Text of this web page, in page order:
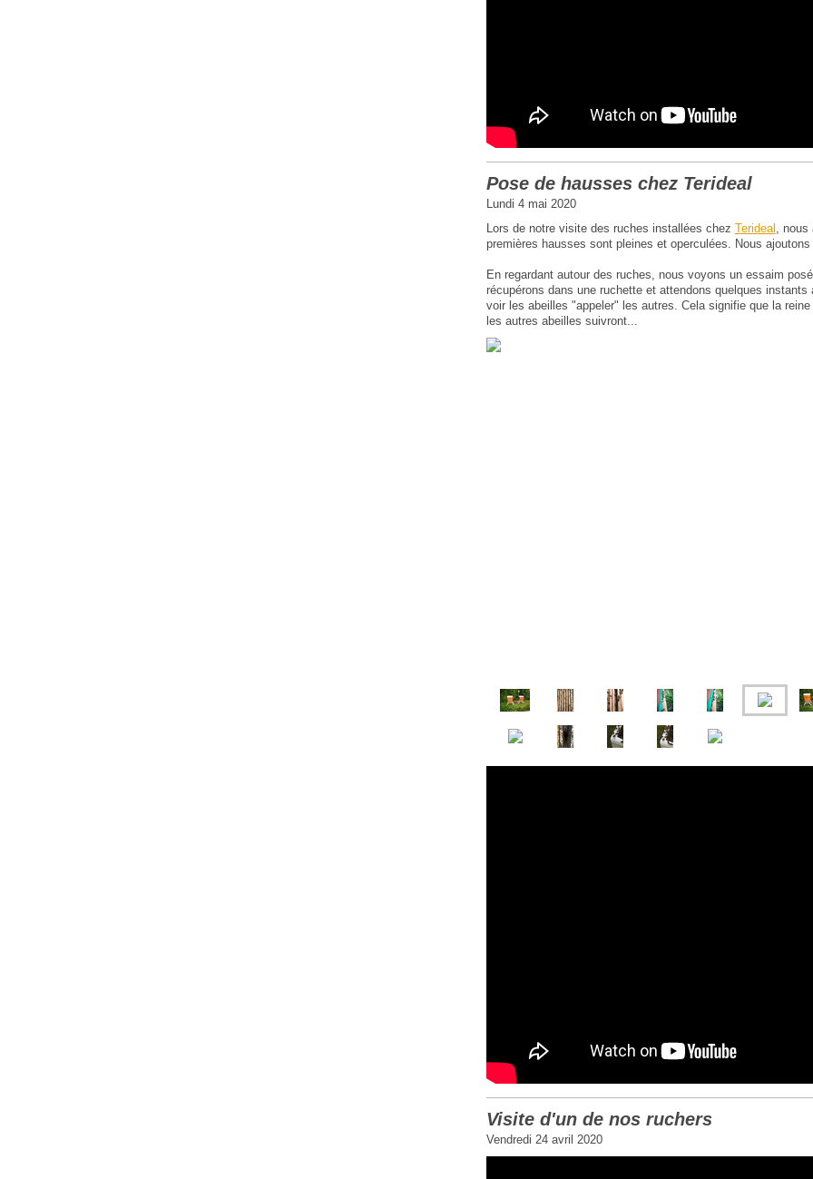
Pose de hausses chez Terideal
Lundi 4 mai 2020
Lors de notre visite des ruches installées chez Terideal ,
premières hausses sont pleines et operculées. Nous
En regardant autour des ruches, nous voyons un essaim
récupérons dans une ruchette et attendons quelques
voir les abeilles "appeler" les autres. Cela signifie que la
les autres abeilles suivront...
Visite d'un de nos ruchers
Vendredi 24 avril 2020